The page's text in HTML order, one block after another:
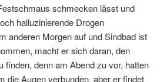
schmecken lässt und
halluzinierende Drogen
anderen Morgen auf und Sindbad ist
macht er sich daran, den
finden, denn am Abend zu vor, hatten
die Augen verbunden, aber er findet